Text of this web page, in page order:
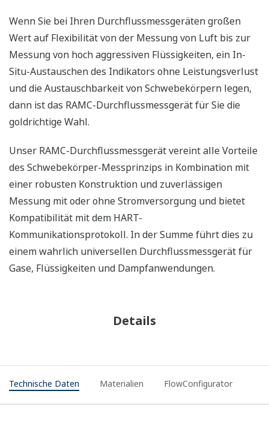
Wenn Sie bei Ihren Durchflussmessgeräten großen
Wert auf Flexibilität von der Messung von Luft bis zur
Messung von hoch aggressiven Flüssigkeiten, ein In-
Situ-Austauschen des Indikators ohne Leistungsverlust
und die Austauschbarkeit von Schwebekörpern legen,
dann ist das RAMC-Durchflussmessgerät für Sie die
goldrichtige Wahl.
Unser RAMC-Durchflussmessgerät vereint alle Vorteile
des Schwebekörper-Messprinzips in Kombination mit
einer robusten Konstruktion und zuverlässigen
Messung mit oder ohne Stromversorgung und bietet
Kompatibilität mit dem HART-
Kommunikationsprotokoll. In der Summe führt dies zu
einem wahrlich universellen Durchflussmessgerät für
Gase, Flüssigkeiten und Dampfanwendungen.
Details
Technische Daten Materialien FlowConfigurator